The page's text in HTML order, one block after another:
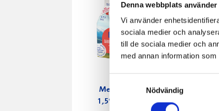
Denna webbplats
Vi använder
sociala medier och
till de sociala medier och
med annan information
Nödvändig
Mellanmjölk
1,5% laktosfri